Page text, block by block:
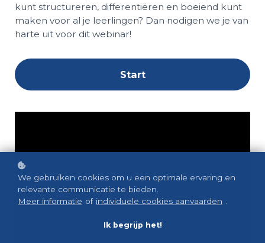
kunt structureren, differentiëren en boeiend kunt
maken voor al je leerlingen? Dan nodigen we je van
harte uit voor dit webinar!
Start
We gebruiken cookies om u een optimale ervaring en
relevante communicatie te bieden.
Meer informatie of individuele cookies aanvaarden
Ik begrijp het!